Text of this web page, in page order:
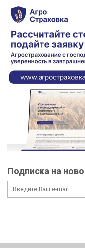
Подписка на